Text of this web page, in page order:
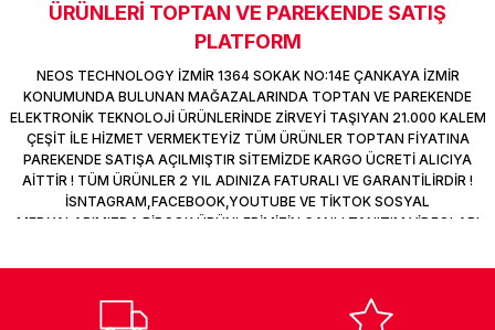
ÜRÜNLERİ TOPTAN VE PAREKENDE SATIŞ
PLATFORM
NEOS TECHNOLOGY İZMİR 1364 SOKAK NO:14E ÇANKAYA İZMİR
KONUMUNDA BULUNAN MAĞAZALARINDA TOPTAN VE PAREKENDE
ELEKTRONİK TEKNOLOJİ ÜRÜNLERİNDE ZİRVEYİ TAŞIYAN 21.000 KALEM
ÇEŞİT İLE HİZMET VERMEKTEYİZ TÜM ÜRÜNLER TOPTAN FİYATINA
PAREKENDE SATIŞA AÇILMIŞTIR SİTEMİZDE KARGO ÜCRETİ ALICIYA
AİTTİR ! TÜM ÜRÜNLER 2 YIL ADINIZA FATURALI VE GARANTİLİRDİR !
İSNTAGRAM,FACEBOOK,YOUTUBE VE TİKTOK SOSYAL
MEDYALARIMIZDA BİRÇOK ÜRÜNLERİMİZİN CANLI TANITIM VİDEOLARI